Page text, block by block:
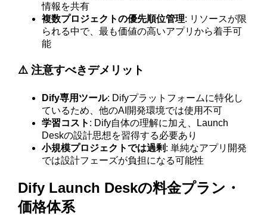
情報を共有
複数プロジェクトの優先順位管理: リソースが限
られる中で、最も価値の高いアプリから着手可
能
⚠️ 注意すべきデメリット
Dify専用ツール: Difyプラットフォームに特化し
ているため、他のAI開発環境では使用不可
学習コスト : Dify自体の理解に加え、Launch
Deskの設計思想を習得する必要あり
小規模プロジェクトでは過剰 : 単純なアプリ開発
では設計フェーズが負担になる可能性
Dify Launch Deskの料金プラン・
価格体系